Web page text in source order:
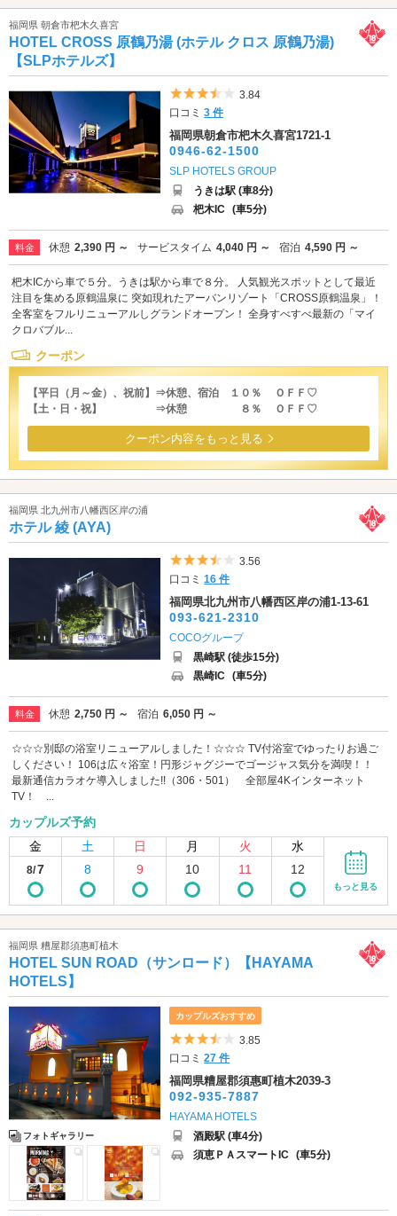
福岡県 朝倉市杷木久喜宮
HOTEL CROSS 原鶴乃湯 (ホテル クロス 原鶴乃湯)
【SLPホテルズ】
5つ星のうち3.5
3.84
口コミ3 件
福岡県朝倉市杷木久喜宮1721-1
0946-62-1500
SLP HOTELS GROUP
うきは駅 (車8分)
杷木IC (車5分)
料金 休憩 2,390 円 ～ サービスタイム 4,040 円 ～ 宿泊 4,590 円 ～
杷木ICから車で５分。うきは駅から車で８分。 人気観光スポットとして最近
注目を集める原鶴温泉に 突如現れたアーバンリゾート「CROSS原鶴温泉」！
全客室をフルリニューアルしグランドオープン！ 全身すべすべ最新の「マイ
クロバブル...
クーポン
【平日（月～金）、祝前】⇒休憩、宿泊 １０％ ＯＦＦ♡
【土・日・祝】 ⇒休憩 ８％ ＯＦＦ♡
クーポン内容をもっと見る
福岡県 北九州市八幡西区岸の浦
ホテル 綾 (AYA)
5つ星のうち3.5
3.56
口コミ16 件
福岡県北九州市八幡西区岸の浦1-13-61
093-621-2310
COCOグループ
黒崎駅 (徒歩15分)
黒崎IC (車5分)
料金 休憩 2,750 円 ～ 宿泊 6,050 円 ～
☆☆☆別邸の浴室リニューアルしました！☆☆☆ TV付浴室でゆったりお過ご
しください！ 106は広々浴室！円形ジャグジーでゴージャス気分を満喫！！
最新通信カラオケ導入しました!!（306・501） 全部屋4Kインターネット
TV！ ...
カップルズ予約
金
土 日 月 火 水
8/7 8 9 10 11 12
もっと見る
福岡県 糟屋郡須惠町植木
HOTEL SUN ROAD（サンロード）【HAYAMA
HOTELS】
フォトギャラリー
カップルズおすすめ
5つ星のうち3.5
3.85
口コミ27 件
福岡県糟屋郡須惠町植木2039-3
092-935-7887
HAYAMA HOTELS
酒殿駅 (車4分)
須恵ＰＡスマートIC (車5分)